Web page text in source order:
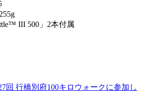
III 500」2本付属
回 行橋別府100キロウォークに参加し